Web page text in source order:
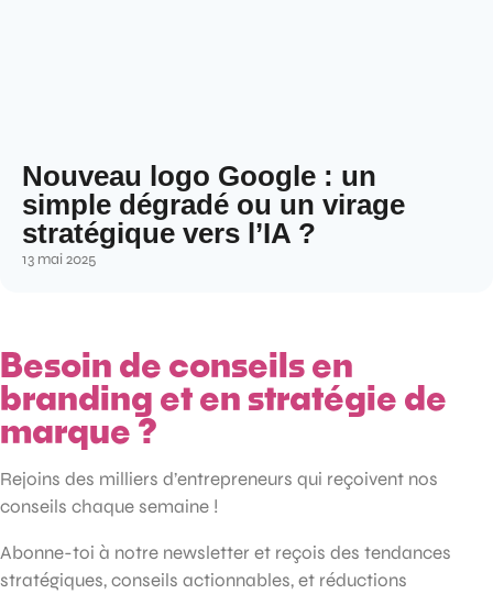
Nouveau logo Google : un
simple dégradé ou un virage
stratégique vers l’IA ?
13 mai 2025
Besoin de conseils en
branding et en stratégie de
marque ?
Rejoins des milliers d’entrepreneurs qui reçoivent nos
conseils chaque semaine !
Abonne-toi à notre newsletter et reçois des tendances
stratégiques, conseils actionnables, et réductions